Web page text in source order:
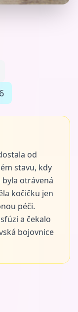
od
stavu, kdy
otrávená
kočičku jen
péči.
a čekalo
bojovnice